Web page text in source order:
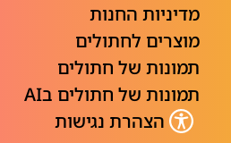
מדיניות החנות
מוצרים לחתולים
תמונות של חתולים
תמונות של חתולים בAI
הצהרת נגישות